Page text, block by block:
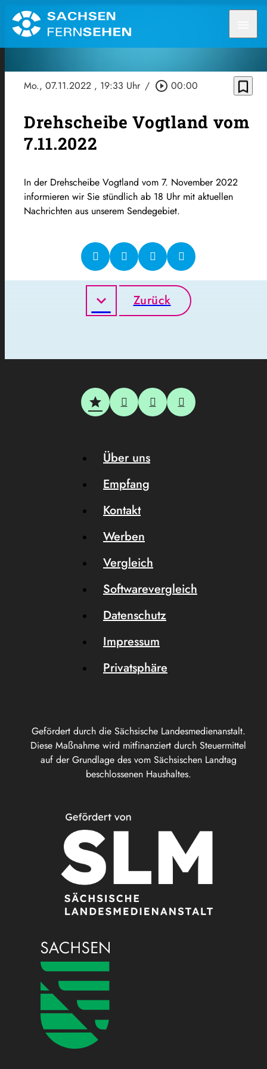
Mo., 07.11.2022 , 19:33 Uhr / play_circle_outline 00:00 bookmark_border
Drehscheibe Vogtland vom
7.11.2022
In der Drehscheibe Vogtland vom 7. November 2022
informieren wir Sie stündlich ab 18 Uhr mit aktuellen
Nachrichten aus unserem Sendegebiet.
Zurück
Gefördert durch die Sächsische Landesmedienanstalt.
Diese Maßnahme wird mitfinanziert durch Steuermittel
auf der Grundlage des vom Sächsischen Landtag
beschlossenen Haushaltes.
Über uns
Empfang
Kontakt
Werben
Vergleich
Softwarevergleich
Datenschutz
Impressum
Privatsphäre